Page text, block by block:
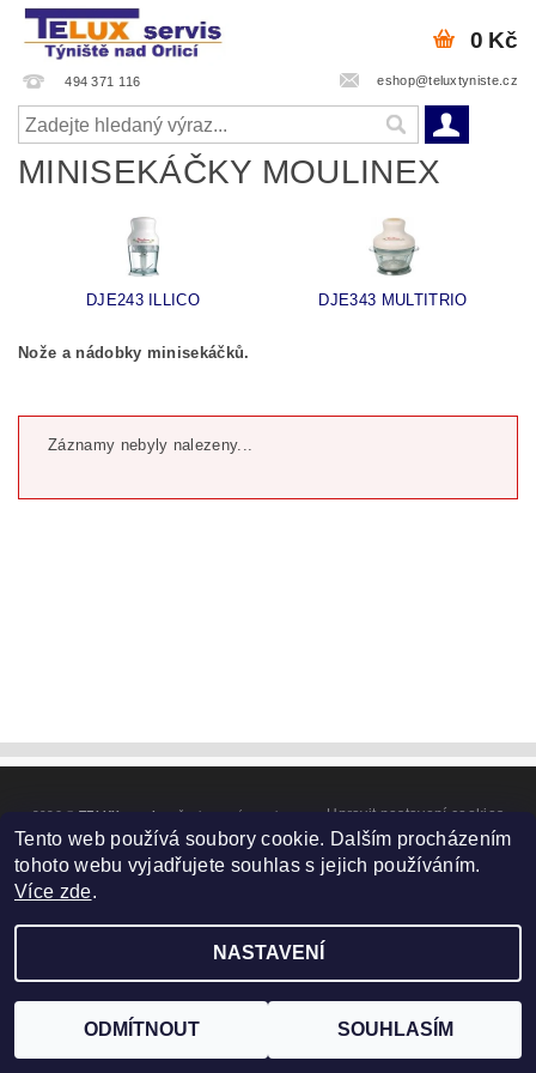
494 371 116 eshop@teluxtyniste.cz
0 Kč
MINISEKÁČKY MOULINEX
DJE243 ILLICO DJE343 MULTITRIO
Nože a nádobky minisekáčků.
Záznamy nebyly nalezeny...
2026 ©TELUX servis , všechna práva vyhrazena Upravit nastavení cookies
Vytvořil Shoptet
Tento web používá soubory cookie. Dalším procházením
tohoto webu vyjadřujete souhlas s jejich používáním.
Více zde.
NASTAVENÍ
ODMÍTNOUT SOUHLASÍM